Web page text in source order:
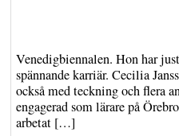
Venedigbiennalen. Hon har
spännande karriär. Cecilia
också med teckning och flera
engagerad som lärare på
arbetat […]